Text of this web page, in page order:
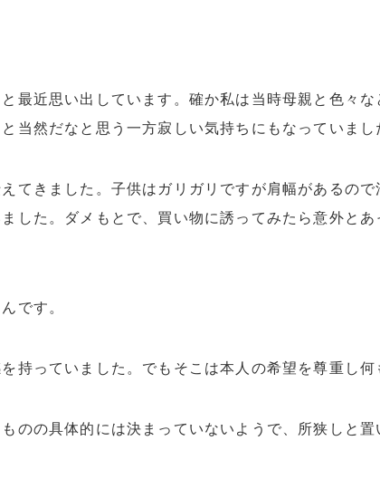
最近思い出しています。確か私は当時母親と色々
当然だなと思う一方寂しい気持ちにもなっていまし
てきました。子供はガリガリですが肩幅があるの
した。ダメもとで、買い物に誘ってみたら意外と
です。
持っていました。でもそこは本人の希望を尊重し何
のの具体的には決まっていないようで、所狭しと